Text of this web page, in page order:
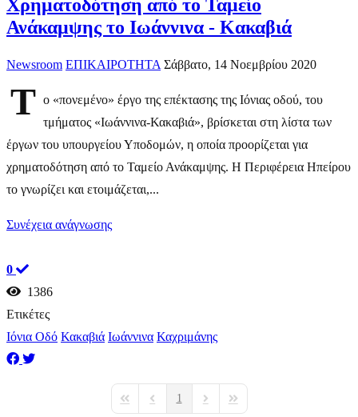
Χρηματοδότηση από το Ταμείο
Ανάκαμψης το Ιωάννινα - Κακαβιά
Newsroom ΕΠΙΚΑΙΡΟΤΗΤΑ Σάββατο, 14 Νοεμβρίου 2020
Τ ο «πονεμένο» έργο της επέκτασης της Ιόνιας οδού, του
τμήματος «Ιωάννινα-Κακαβιά», βρίσκεται στη λίστα των
έργων του υπουργείου Υποδομών, η οποία προορίζεται για
χρηματοδότηση από το Ταμείο Ανάκαμψης. Η Περιφέρεια Ηπείρου
το γνωρίζει και ετοιμάζεται,...
Συνέχεια ανάγνωσης
0
1386
Ετικέτες
Ιόνια Οδό Κακαβιά Ιωάννινα Καχριμάνης
First PagePrevious Page
1
Next PageLast Page